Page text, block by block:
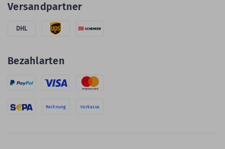
Versandpartner
DHL
Bezahlarten
Rechnung Vorkasse